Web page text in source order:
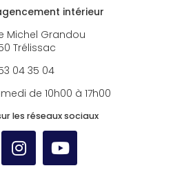
intérieur
Michel Grandou
Trélissac
04 35 04
de 10h00 à 17h00
les réseaux sociaux